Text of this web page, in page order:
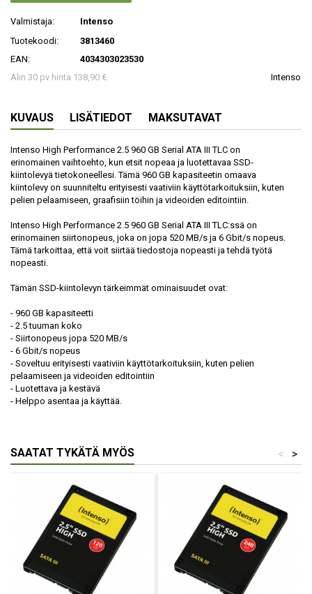
Valmistaja:
Intenso
Tuotekoodi:
3813460
EAN:
4034303023530
Alin 30 pv hinta 138,90 €
Intenso
KUVAUS LISÄTIEDOT MAKSUTAVAT
Intenso High Performance 2.5 960 GB Serial ATA III TLC on
erinomainen vaihtoehto, kun etsit nopeaa ja luotettavaa SSD-
kiintolevyä tietokoneellesi. Tämä 960 GB kapasiteetin omaava
kiintolevy on suunniteltu erityisesti vaativiin käyttötarkoituksiin, kuten
pelien pelaamiseen, graafisiin töihin ja videoiden editointiin.
Intenso High Performance 2.5 960 GB Serial ATA III TLC:ssä on
erinomainen siirtonopeus, joka on jopa 520 MB/s ja 6 Gbit/s nopeus.
Tämä tarkoittaa, että voit siirtää tiedostoja nopeasti ja tehdä työtä
nopeasti.
Tämän SSD-kiintolevyn tärkeimmät ominaisuudet ovat:
- 960 GB kapasiteetti
- 2.5 tuuman koko
- Siirtonopeus jopa 520 MB/s
- 6 Gbit/s nopeus
- Soveltuu erityisesti vaativiin käyttötarkoituksiin, kuten pelien
pelaamiseen ja videoiden editointiin
- Luotettava ja kestävä
- Helppo asentaa ja käyttää.
SAATAT TYKÄTÄ MYÖS >
<